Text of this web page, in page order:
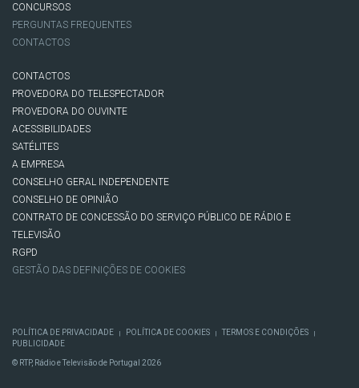
CONCURSOS
PERGUNTAS FREQUENTES
CONTACTOS
CONTACTOS
PROVEDORA DO TELESPECTADOR
PROVEDORA DO OUVINTE
ACESSIBILIDADES
SATÉLITES
A EMPRESA
CONSELHO GERAL INDEPENDENTE
CONSELHO DE OPINIÃO
CONTRATO DE CONCESSÃO DO SERVIÇO PÚBLICO DE RÁDIO E
TELEVISÃO
RGPD
GESTÃO DAS DEFINIÇÕES DE COOKIES
POLÍTICA DE PRIVACIDADE | POLÍTICA DE COOKIES | TERMOS E CONDIÇÕES |
PUBLICIDADE
© RTP, Rádio e Televisão de Portugal 2026